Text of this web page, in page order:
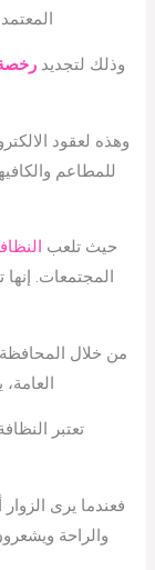
وذلك لتجديد رخصة
وهذه لعقود
للمطاعم
حيث تلعب
المجتمعات.
من خلال المحافظة
تعتبر
فعندما يرى
والراحة